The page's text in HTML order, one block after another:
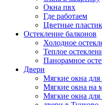
Окна пвх
Где работаем
Цветные
Остекление балконов
Холодное
Теплое
Панорамное
Двери
Мягкие окна
Мягкие окна на
Мягкие окна для